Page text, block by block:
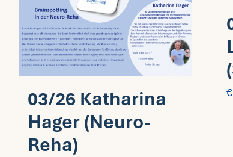
03/26 Katharina
Hager (Neuro-
Reha)
€